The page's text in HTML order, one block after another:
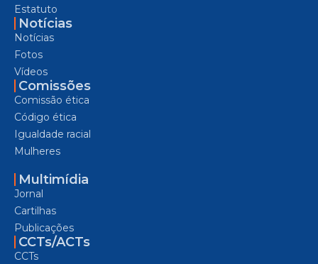
Estatuto
Notícias
Notícias
Fotos
Vídeos
Comissões
Comissão ética
Código ética
Igualdade racial
Mulheres
Multimídia
Jornal
Cartilhas
Publicações
CCTs/ACTs
CCTs